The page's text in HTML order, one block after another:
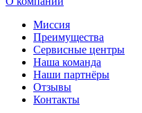
Миссия
Преимущества
Сервисные центры
Наша команда
Наши партнёры
Отзывы
Контакты